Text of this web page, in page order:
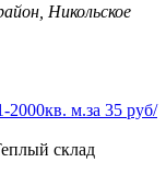
Никольское
2000кв. м.за 35 руб/
склад